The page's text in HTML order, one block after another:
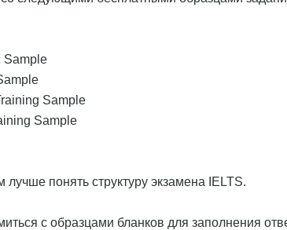
Sample
Sample
Sample
понять структуру экзамена IELTS.
с образцами бланков для заполнения